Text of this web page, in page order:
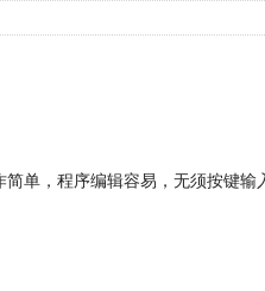
单，程序编辑容易，无须按键输